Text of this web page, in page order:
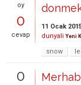
oy
0
cevap
11 Ocak
dunyali Yeni
snow
0